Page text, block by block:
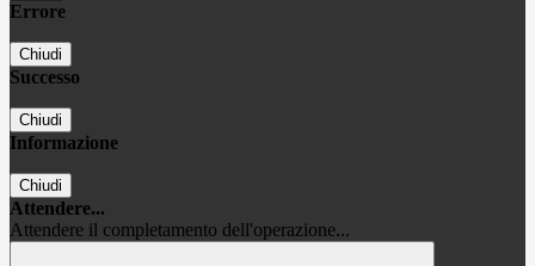
Errore
Chiudi
Successo
Chiudi
Informazione
Chiudi
Attendere...
Attendere il completamento dell'operazione...